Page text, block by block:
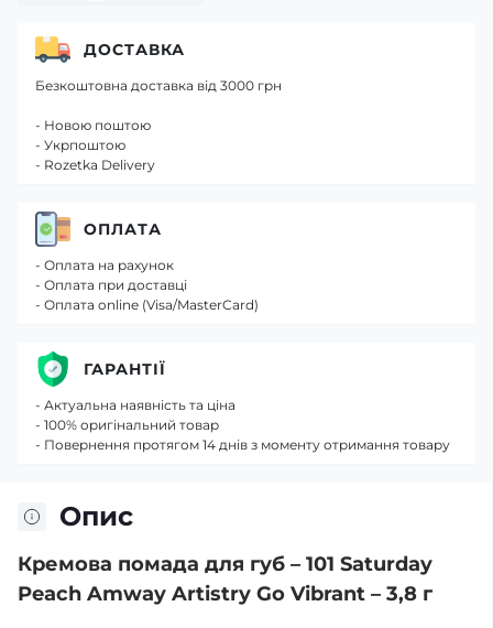
Опис
Кремова помада для губ – 101 Saturday
Peach Amway Artistry Go Vibrant – 3,8 г
ДОСТАВКА
Безкоштовна доставка від 3000 грн
- Новою поштою
- Укрпоштою
- Rozetka Delivery
ОПЛАТА
- Оплата на рахунок
- Оплата при доставці
- Оплата online (Visa/MasterCard)
ГАРАНТІЇ
- Актуальна наявність та ціна
- 100% оригінальний товар
- Повернення протягом 14 днів з моменту отримання товару